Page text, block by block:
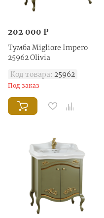
202 000 ₽
Тумба Migliore Impero
25962 Olivia
Код товара: 25962
Под заказ